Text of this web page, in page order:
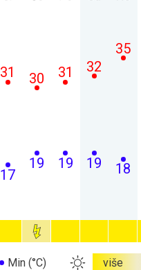
17
31
19
30
19
31
19
32
18
35
Min (°C) više